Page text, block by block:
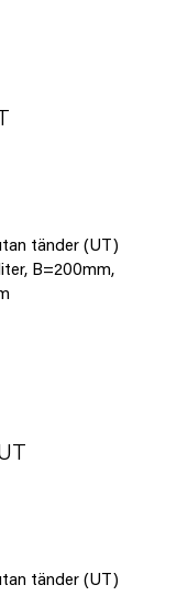
tänder (UT)
B=200mm,
tänder (UT)